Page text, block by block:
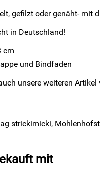
gefilzt oder genäht- mit
in Deutschland!
cm
und Bindfaden
unsere weiteren
strickimicki,
mit